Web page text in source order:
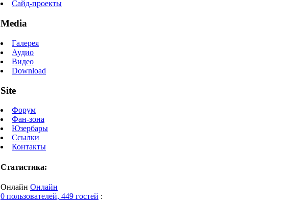
Сайд-проекты
Media
Галерея
Аудио
Видео
Download
Site
Форум
Фан-зона
Юзербары
Ссылки
Контакты
Статистика:
Онлайн Онлайн
0 пользователей, 449 гостей :